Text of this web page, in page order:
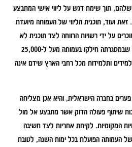
תוך שימת דגש על ליווי אישי המתבצע
ועוד, תוכנית הליווי של העמותה מיועדת
על ידי רשויות הרווחה לצד תוכנית לא
משאירים אף תלמיד מחוץ לכיתה שבמסגרתה חילקו בעמותה מעל ל-25,000
ותלמידות מכל רחבי הארץ שידם אינה
בחברה הישראלית, והיא אכן מצליחה
פעולה הדוק אשר מתבצע אל מול
המקומיות. לקיחת אחריות לצד חשיבה
העמותה הפועלת בכל ימות השנה, לטובת